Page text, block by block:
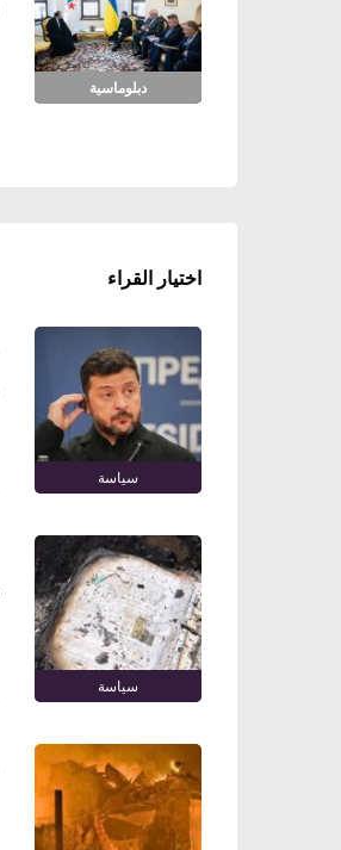
دبلوماسية
اختيار القراء
سياسة
سياسة